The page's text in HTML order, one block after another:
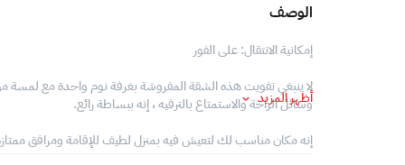
الوصف
إمكانية الانتقال: على الفور
لا ينبغي تفويت هذه الشقة المفروشة بغرفة نوم واحدة مع لمسة
وسائل الراحة والاستمتاع بالترفيه ، إنه ببساطة رائع.
إنه مكان مناسب لك لتعيش فيه بمنزل لطيف للإقامة ومرافق
أظهر المزيد